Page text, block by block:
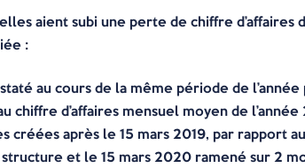
aient subi une perte de chiffre d’affaires
:
au cours de la même période de
chiffre d’affaires mensuel moyen de
après le 15 mars 2019, par rapport
et le 15 mars 2020 ramené sur 2